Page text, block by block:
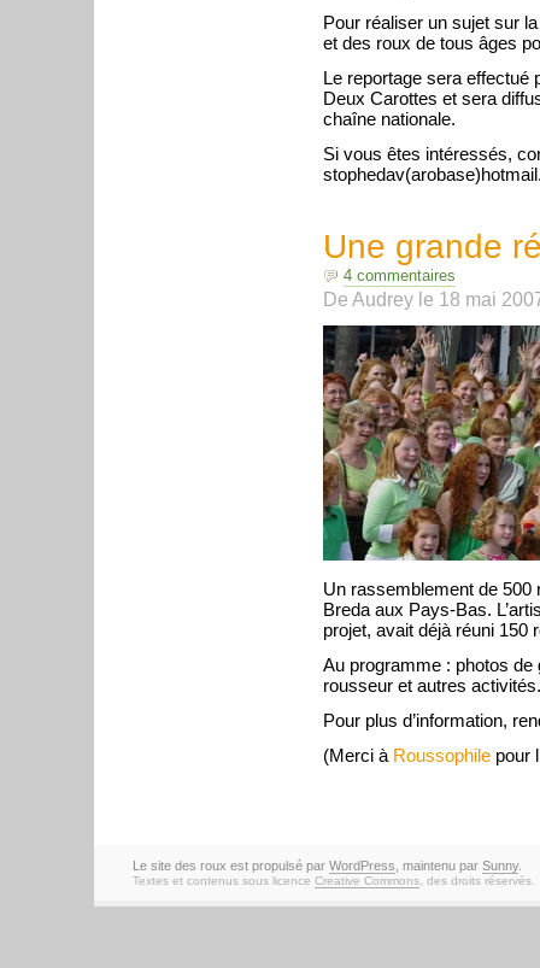
Pour réaliser un sujet sur
et des roux de tous âges
Le reportage sera effectué
Deux Carottes et sera
chaîne nationale.
Si vous êtes intéressés,
Une grande
4 commentaires
De Audreyle 18 mai
Un rassemblement de 500
Breda aux Pays-Bas.
projet, avait déjà réuni 150
Au programme : photos de
rousseur et autres activités.
Pour plus d’information,
(Merci à Roussophilepour
Le site des roux est propulsé par WordPress , maintenu par Sunny.
Textes et contenus sous licence Creative Commons, des droits réservés.